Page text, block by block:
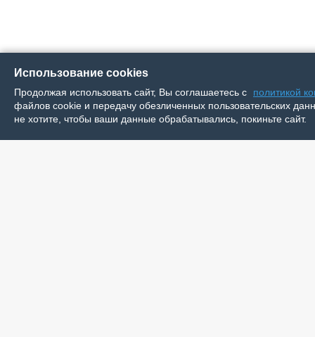
Использование cookies
Продолжая использовать сайт, Вы соглашаетесь с
политикой
файлов cookie и передачу обезличенных пользовательских
не хотите, чтобы ваши данные обрабатывались, покиньте сайт.